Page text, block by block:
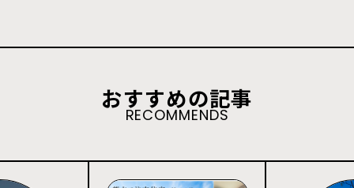
おすすめの記事
RECOMMENDS